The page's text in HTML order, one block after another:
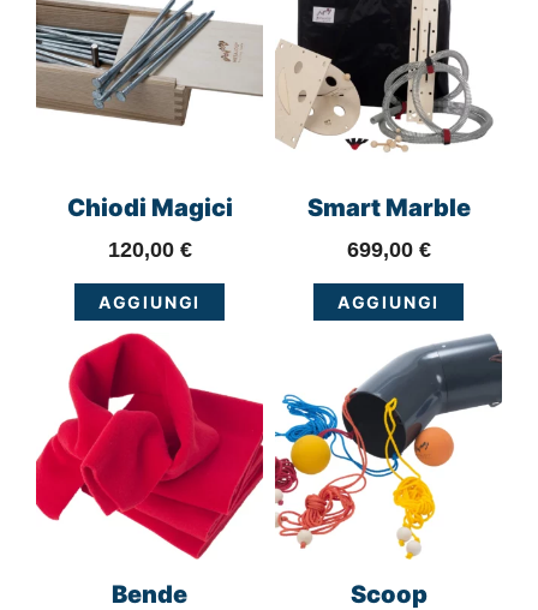
Chiodi Magici
120,00 €
AGGIUNGI
Smart Marble
699,00 €
AGGIUNGI
Bende Scoop